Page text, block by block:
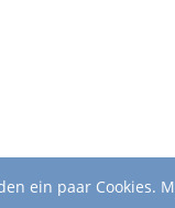
ein paar Cookies.